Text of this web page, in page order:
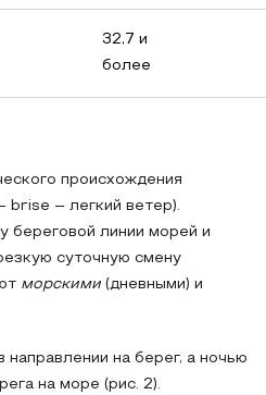
32,7 и
более
происхождения
brise – легкий ветер).
береговой линии морей и
суточную смену
морскими (дневными) и
на берег, а ночью
на море (рис. 2).